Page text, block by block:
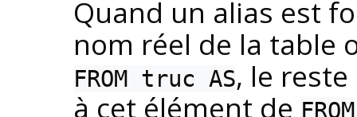
Quand un alias est
nom réel de la table
FROM truc AS, le
à cet élément de FROM